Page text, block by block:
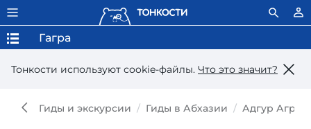
Тонкости используют сookie-файлы. Что это значит?
Гагра
Гиды и экскурсии Гиды в Абхазии Адгур Агрба